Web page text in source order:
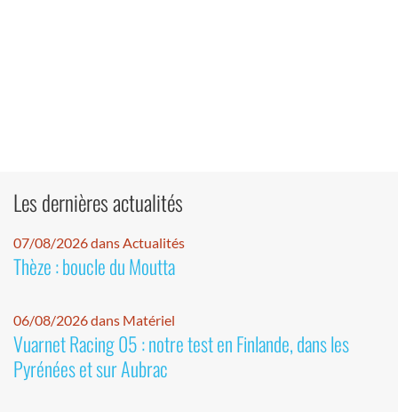
Les dernières actualités
07/08/2026 dans Actualités
Thèze : boucle du Moutta
06/08/2026 dans Matériel
Vuarnet Racing 05 : notre test en Finlande, dans les
Pyrénées et sur Aubrac